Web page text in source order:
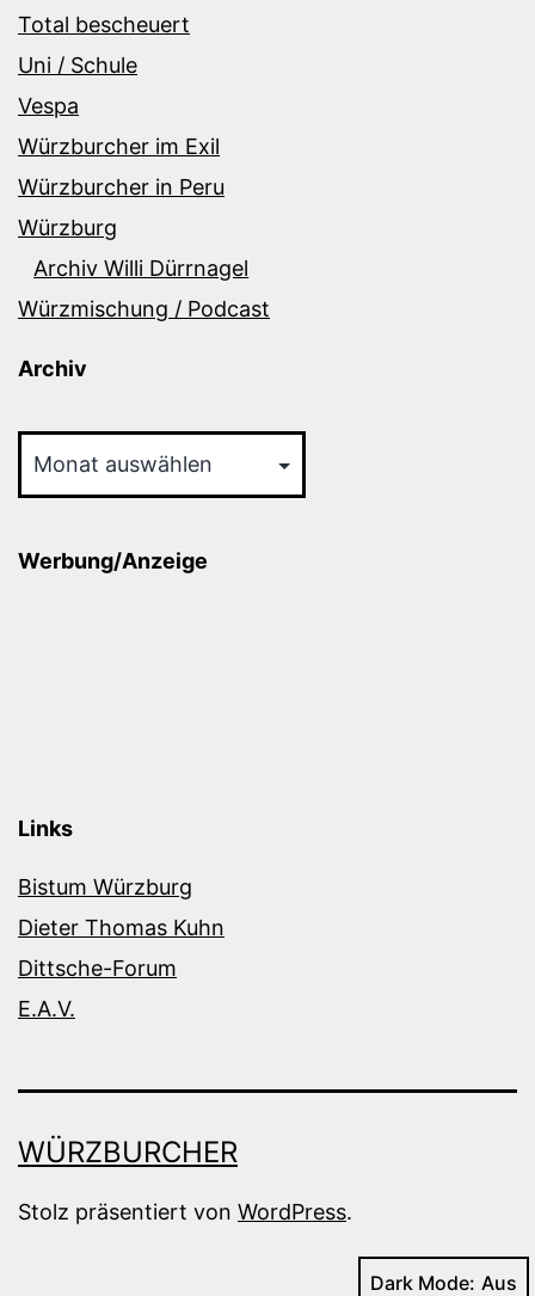
Total bescheuert
Uni / Schule
Vespa
Würzburcher im Exil
Würzburcher in Peru
Würzburg
Archiv Willi Dürrnagel
Würzmischung / Podcast
Archiv
Werbung/Anzeige
Links
Bistum Würzburg
Dieter Thomas Kuhn
Dittsche-Forum
E.A.V.
WÜRZBURCHER
Stolz präsentiert von WordPress.
Dark Mode: